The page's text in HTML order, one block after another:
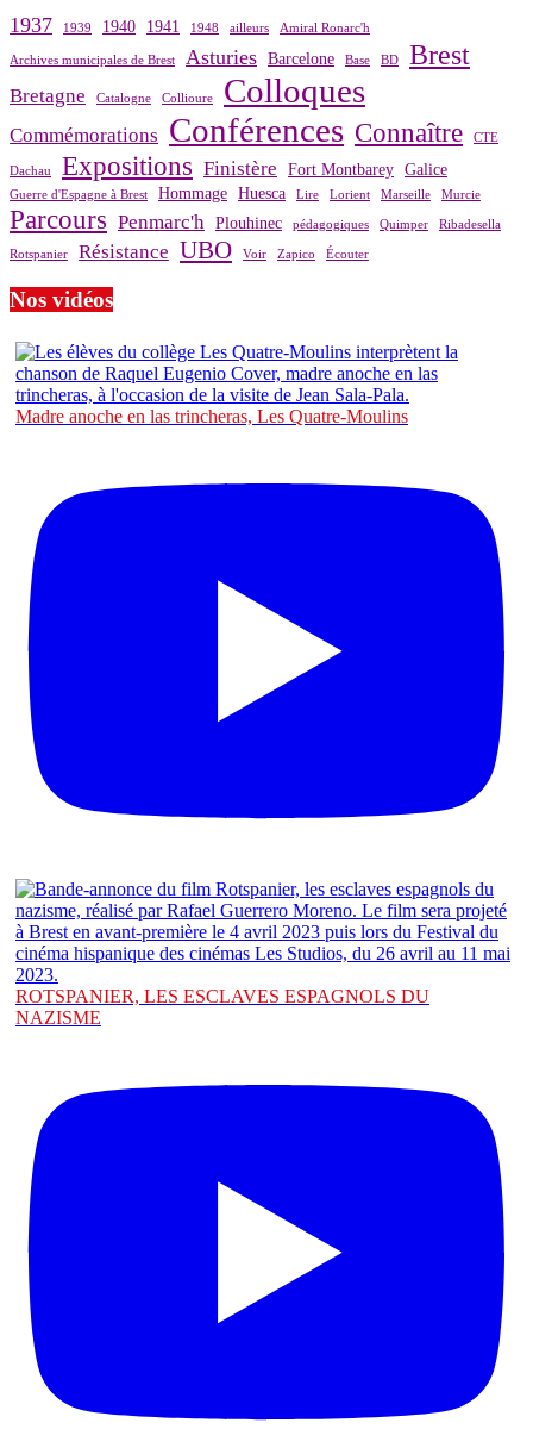
1937 1939 1940 1941 1948 ailleurs Amiral Ronarc'h
Archives municipales de Brest Asturies Barcelone Base BD Brest
Bretagne Catalogne Collioure Colloques
Commémorations Conférences Connaître CTE
Dachau Expositions Finistère Fort Montbarey Galice
Guerre d'Espagne à Brest Hommage Huesca Lire Lorient Marseille Murcie
Parcours Penmarc'h Plouhinec pédagogiques Quimper Ribadesella
Rotspanier Résistance UBO Voir Zapico Écouter
Nos vidéos
Madre anoche en las trincheras, Les Quatre-Moulins
ROTSPANIER, LES ESCLAVES ESPAGNOLS DU
NAZISME